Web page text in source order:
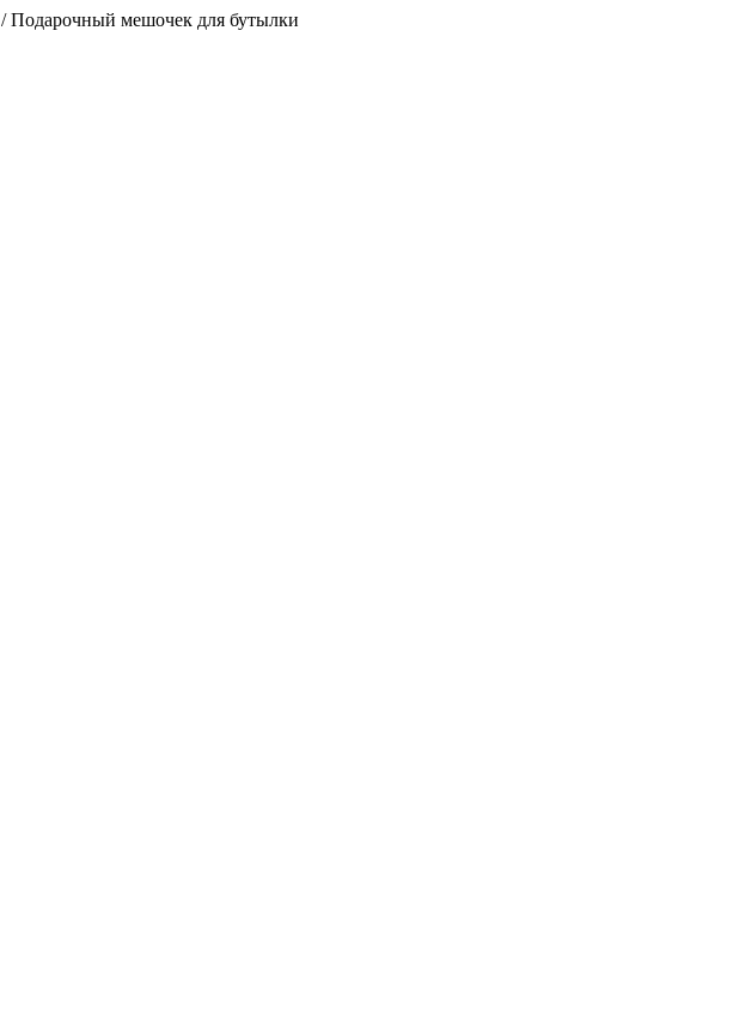
/Подарочный мешочек для бутылки